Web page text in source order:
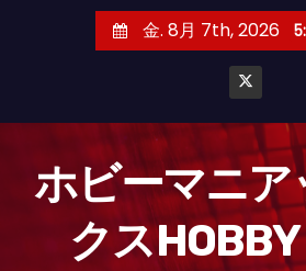
金. 8月 7th, 2026
ホビーマニア
クスHOBBY